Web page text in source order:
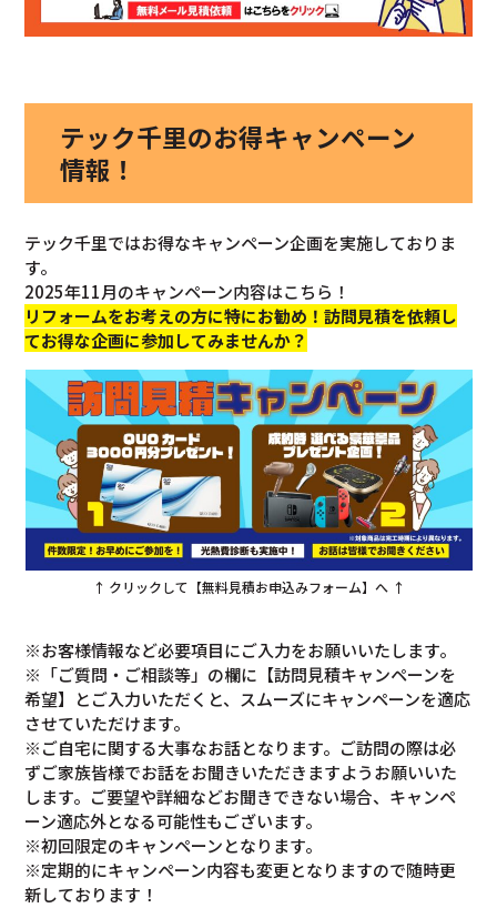
テック千里のお得キャンペーン
情報！
テック千里ではお得なキャンペーン企画を実施しておりま
す。
2025年11月のキャンペーン内容はこちら！
リフォームをお考えの方に特にお勧め！訪問見積を依頼し
てお得な企画に参加してみませんか？
↑ クリックして【無料見積お申込みフォーム】へ ↑
※お客様情報など必要項目にご入力をお願いいたします。
※「ご質問・ご相談等」の欄に【訪問見積キャンペーンを
希望】とご入力いただくと、スムーズにキャンペーンを適応
させていただけます。
※ご自宅に関する大事なお話となります。ご訪問の際は必
ずご家族皆様でお話をお聞きいただきますようお願いいた
します。ご要望や詳細などお聞きできない場合、キャンペ
ーン適応外となる可能性もございます。
※初回限定のキャンペーンとなります。
※定期的にキャンペーン内容も変更となりますので随時更
新しております！